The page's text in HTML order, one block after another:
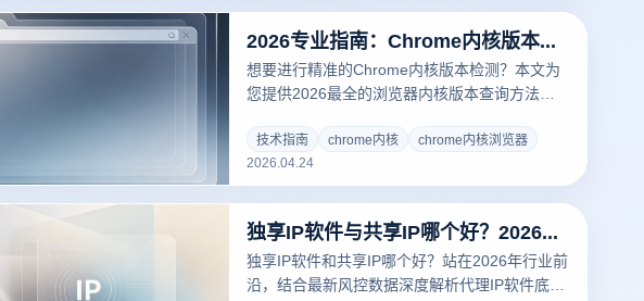
2026专业指南：Chrome内核版本检测方法汇总及指纹浏览器环境仿真解析
想要进行精准的Chrome内核版本检测？本文为
您提供2026最全的浏览器内核版本查询方法。
纹浏览器模拟不同版本的Chrome内核，规避大
数据风控检测，确保账号资产安全。
技术指南 chrome内核
chrome内核浏览器
2026.04.24
独享IP软件与共享IP哪个好？2026年防关联代理与指纹浏览器深度解析
独享IP软件和共享IP哪个好？站在2026年行业前
沿，结合最新风控数据深度解析代理IP软件底层